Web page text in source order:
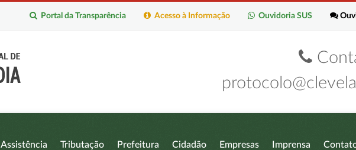
Ouvidoria SUS
Acesso à Informação
Portal da Transparência
Assistência
Tributação Prefeitura Cidadão Empresas Imprensa